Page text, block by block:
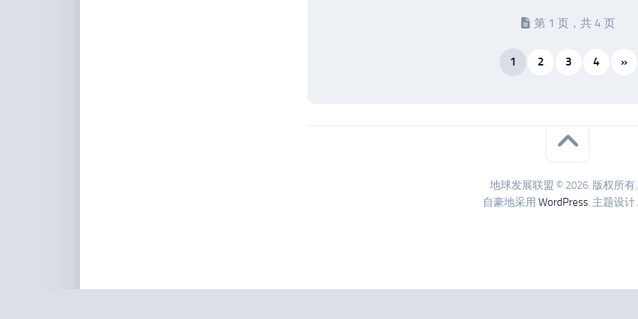
第 1 页，共 4 页
1 2 3 4 »
地球发展联盟 © 2026. 版权所有
自豪地采用 WordPress. 主题设计